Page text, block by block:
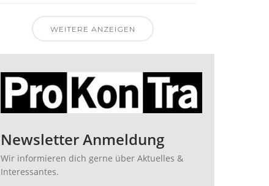
WEITERE ANZEIGEN
Newsletter Anmeldung
Wir informieren dich gerne über Aktuelles &
Interessantes.